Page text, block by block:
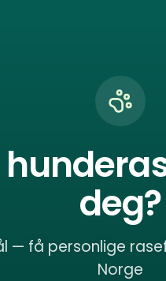
deg?
— få personlige
Norge